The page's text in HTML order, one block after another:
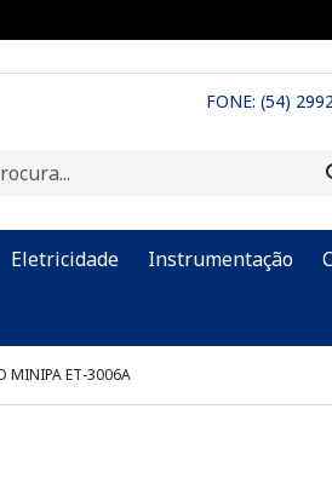
FONE: (54)
Eletricidade Instrumentação
MINIPA ET-3006A